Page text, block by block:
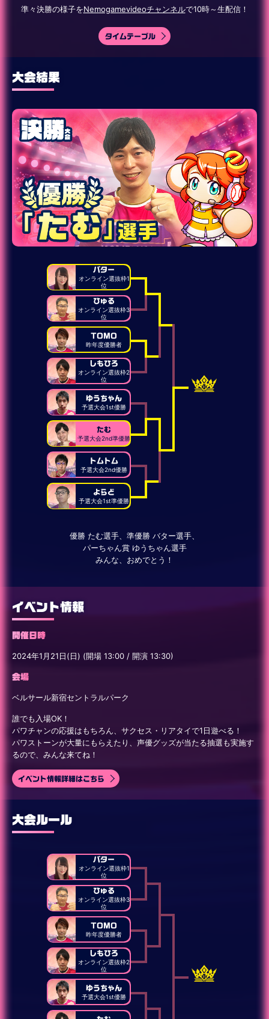
準々決勝の様子をNemogamevideoチャンネルで10時～生配信！
タイムテーブル
大会結果
バター
オンライン選抜枠1
位
ひゅる
オンライン選抜枠3
位
TOMO
昨年度優勝者
しもひろ
オンライン選抜枠2
位
ゆうちゃん
予選大会1st優勝
たむ
予選大会2nd準優勝
トムトム
予選大会2nd優勝
よらど
予選大会1st準優勝
優勝 たむ選手、準優勝 バター選手、
パーちゃん賞 ゆうちゃん選手
みんな、おめでとう！
イベント情報
開催日時
2024年1月21日(日) (開場 13:00 / 開演 13:30)
会場
ベルサール新宿セントラルパーク
誰でも入場OK！
パワチャンの応援はもちろん、サクセス・リアタイで1日遊べる！
パワストーンが大量にもらえたり、声優グッズが当たる抽選も実施す
るので、みんな来てね！
イベント情報詳細はこちら
大会ルール
バター
オンライン選抜枠1
位
ひゅる
オンライン選抜枠3
位
TOMO
昨年度優勝者
しもひろ
オンライン選抜枠2
位
ゆうちゃん
予選大会1st優勝